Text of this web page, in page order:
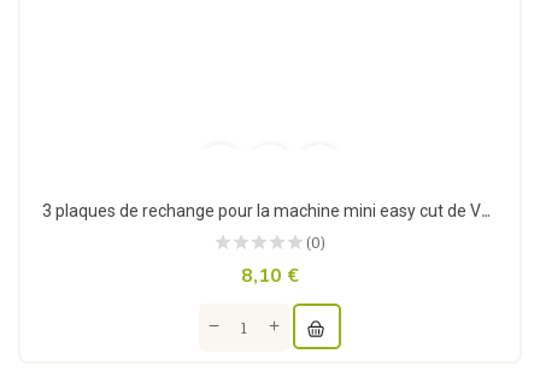
3 plaques de rechange pour la machine mini easy cut de Vaessen creative
(0)
8,10 €